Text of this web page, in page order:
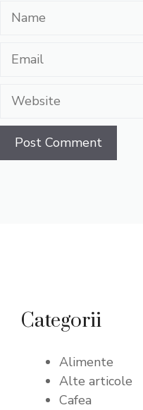
Name
Email
Website
Categorii
Alimente
Alte articole
Cafea